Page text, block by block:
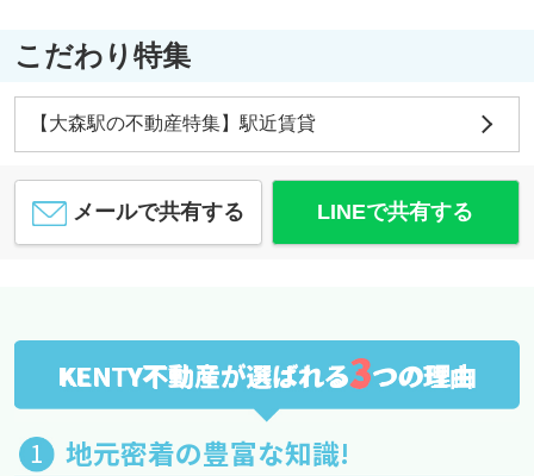
こだわり特集
【大森駅の不動産特集】駅近賃貸
メールで共有する LINEで共有する
KENTY不動産が選ばれる3つの理由
地元密着の豊富な知識!